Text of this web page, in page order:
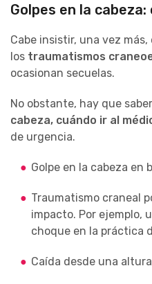
Golpes en la
Cabe insistir, una vez
los traumatismos
ocasionan secuelas.
No obstante, hay que
cabeza, cuándo ir al
de urgencia.
Golpe en la cabeza en
Traumatismo craneal
impacto. Por ejemplo,
choque en la práctica
Caída desde una